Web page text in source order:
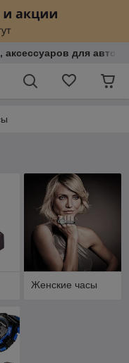
для авто,
Женские часы